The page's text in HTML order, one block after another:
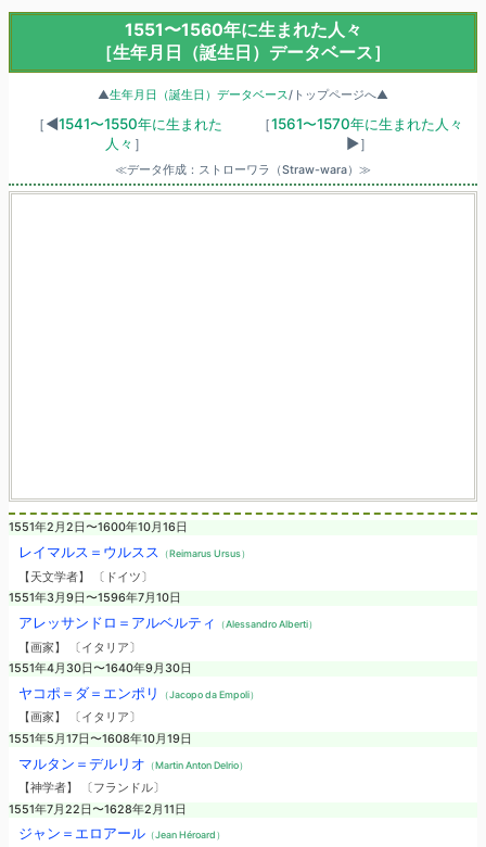
1551〜1560年に生まれた人々
［生年月日（誕生日）データベース］
▲生年月日（誕生日）データベース/トップページへ▲
［◀1541〜1550年に生まれた
人々 ］
［1561〜1570年に生まれた人々
▶］
≪データ作成：ストローワラ（Straw-wara）≫
1551年2月2日〜1600年10月16日
レイマルス＝ウルスス （Reimarus Ursus）
【天文学者】 〔ドイツ〕
1551年3月9日〜1596年7月10日
アレッサンドロ＝アルベルティ （Alessandro Alberti）
【画家】 〔イタリア〕
1551年4月30日〜1640年9月30日
ヤコポ＝ダ＝エンポリ （Jacopo da Empoli）
【画家】 〔イタリア〕
1551年5月17日〜1608年10月19日
マルタン＝デルリオ （Martin Anton Delrio）
【神学者】 〔フランドル〕
1551年7月22日〜1628年2月11日
ジャン＝エロアール（Jean Héroard）